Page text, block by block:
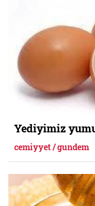
Yediyimiz
cemiyyet / gundem